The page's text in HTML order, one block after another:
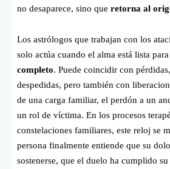
no desaparece, sino que retorna al
Los astrólogos que trabajan con los
solo actúa cuando el alma está lista para
completo. Puede coincidir con
despedidas, pero también con
de una carga familiar, el perdón a un
un rol de víctima. En los procesos
constelaciones familiares, este reloj se
persona finalmente entiende que su
sostenerse, que el duelo ha cumplido